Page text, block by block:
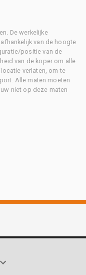
De werkelijke
van de hoogte
positie van de
van de koper om alle
verlaten, om te
Alle maten moeten
niet op deze maten